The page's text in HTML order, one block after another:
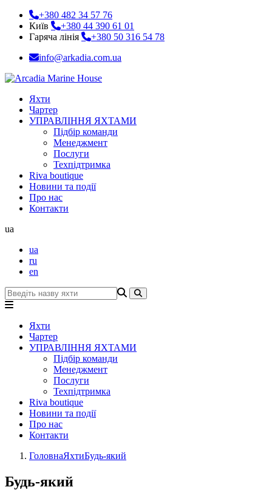
+380 482 34 57 76
Київ
+380 44 390 61 01
Гаряча лінія
+380 50 316 54 78
info@arkadia.com.ua
Яхти
Чартер
УПРАВЛІННЯ ЯХТАМИ
Підбір команди
Менеджмент
Послуги
Техпідтримка
Riva boutique
Новини та події
Про нас
Контакти
ua
ua
ru
en
Яхти
Чартер
УПРАВЛІННЯ ЯХТАМИ
Підбір команди
Менеджмент
Послуги
Техпідтримка
Riva boutique
Новини та події
Про нас
Контакти
ГоловнаЯхтиБудь-який
Будь-який